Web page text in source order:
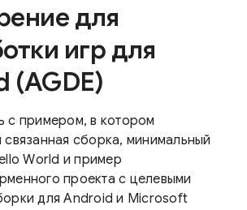
для
игр для
(AGDE)
с примером, в котором
связанная сборка, минимальный
World и пример
проекта с целевыми
для Android и Microsoft